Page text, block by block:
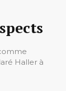
Haller à